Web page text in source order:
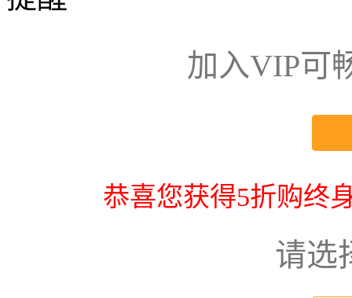
加入VIP可
恭喜您获得5折购终
请选